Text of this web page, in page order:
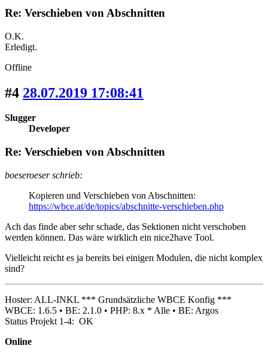
Re: Verschieben von Abschnitten
O.K.
Erledigt.
Offline
#4 28.07.2019 17:08:41
Slugger
Developer
Re: Verschieben von Abschnitten
boeseroeser schrieb:
Kopieren und Verschieben von Abschnitten:
https://wbce.at/de/topics/abschnitte-verschieben.php
Ach das finde aber sehr schade, das Sektionen nicht verschoben
werden können. Das wäre wirklich ein nice2have Tool.
Vielleicht reicht es ja bereits bei einigen Modulen, die nicht komplex
sind?
Hoster: ALL-INKL *** Grundsätzliche WBCE Konfig ***
WBCE: 1.6.5 • BE: 2.1.0 • PHP: 8.x * Alle • BE: Argos
Status Projekt 1-4: OK
Online